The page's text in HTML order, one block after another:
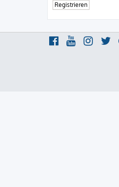
Registrieren